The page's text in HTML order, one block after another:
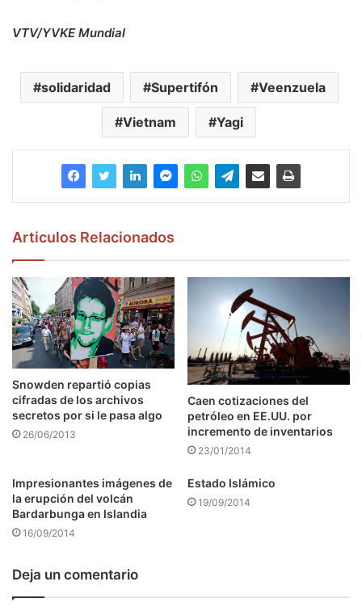
VTV/YVKE Mundial
solidaridad Supertifón Veenzuela
Vietnam Yagi
Articulos Relacionados
Snowden repartió copias
cifradas de los archivos
secretos por si le pasa algo
26/06/2013
Caen cotizaciones del
petróleo en EE.UU. por
incremento de inventarios
23/01/2014
Impresionantes imágenes de
la erupción del volcán
Bardarbunga en Islandia
16/09/2014
Estado Islámico
19/09/2014
Deja un comentario